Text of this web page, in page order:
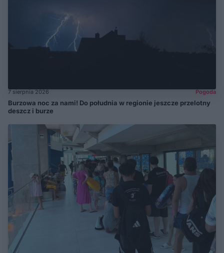
7 sierpnia 2026 Pogoda
Burzowa noc za nami! Do południa w regionie jeszcze przelotny
deszcz i burze